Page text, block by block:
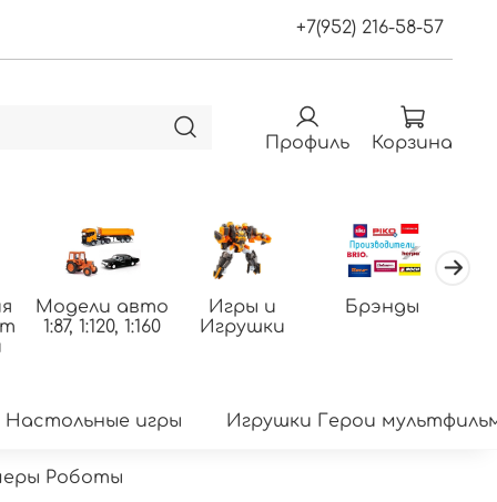
+7(952) 216-58-57
Профиль Корзина
Модели авто
1:87, 1:120, 1:160
Игры и
Игрушки
Брэнды
Настольные игры Игрушки Герои
Роботы